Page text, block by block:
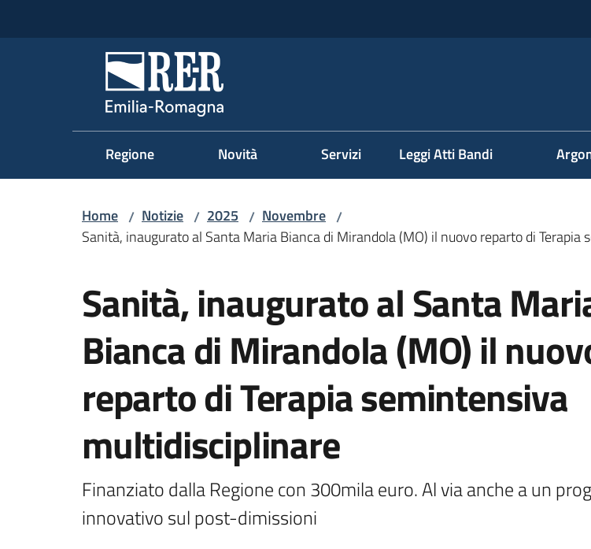
Regione Emilia-Romagna
Regione Novità Servizi Leggi Atti Bandi
Home / Notizie / 2025 / Novembre /
Sanità, inaugurato al Santa Maria Bianca di Mirandola (MO) il nuovo reparto di
Salta al contenuto
Sanità, inaugurato al Santa
Bianca di Mirandola (MO) il
reparto di Terapia semintensiva
multidisciplinare
Finanziato dalla Regione con 300mila euro. Al via anche a un
innovativo sul post-dimissioni